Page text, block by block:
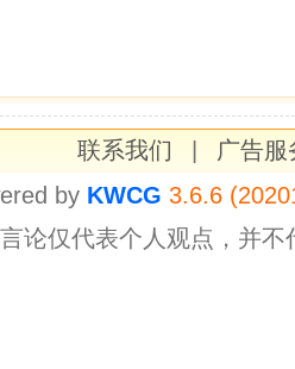
联系我们
广告服
by KWCG 3.6.6
论仅代表个人观点，并